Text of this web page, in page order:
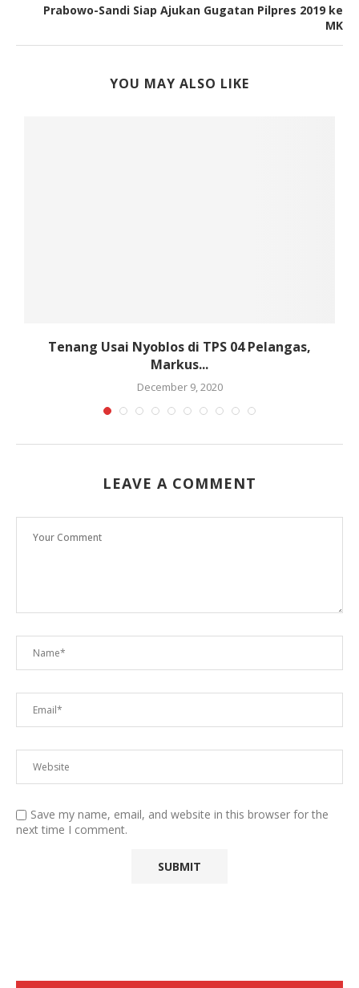
Prabowo-Sandi Siap Ajukan Gugatan Pilpres 2019 ke
MK
YOU MAY ALSO LIKE
Tenang Usai Nyoblos di TPS 04 Pelangas,
Markus...
December 9, 2020
LEAVE A COMMENT
Save my name, email, and website in this browser for the
next time I comment.